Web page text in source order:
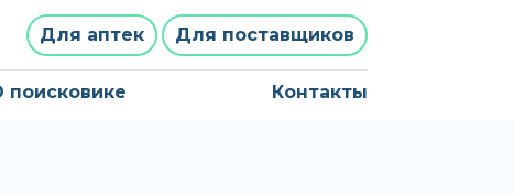
Для аптек Для поставщиков
поисковике Контакты